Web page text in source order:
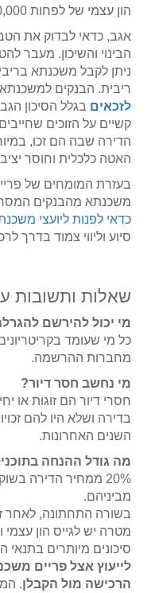
הון עצמי של לפחות 100,000 ₪.
אגב, כדאי לבדוק את
הבינוי והשיכון. מעבר
ריבית. הבנקים
לזכאים בגלל הסיכון
קשיים על הזוכים
הדירה שבה הם זכו,
האטה כלכלית וחוסר
בעזרת המומחים של
משכנתא מהבנקים
כדאי לפנות ליועצי
סיוע וליווי צמוד בדרך
שאלות ותשובות
מי יכול להירשם
כל מי שעומד
מחברות ההרשמה.
מי נחשב חסר דיור?
השנים האחרונות.
מה גודל ההנחה
מביניהם.
בשורה התחתונה, לאחר
מטרה יש לגייס הון
סיכונים מיותרים בתנאי
לייעוץ אצל פריים
הרכישה מול הקבלן.